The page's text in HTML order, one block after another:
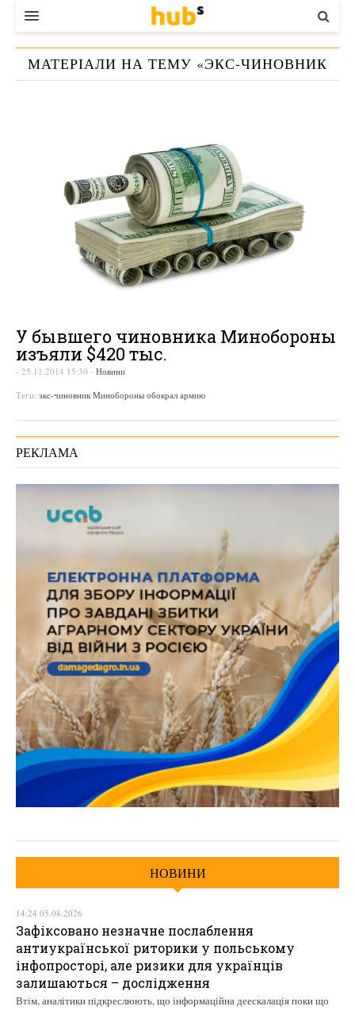
ВЛАДА
ЕКОНОМІКА
МАТЕРІАЛИ НА ТЕМУ «ЭКС-ЧИНОВНИК
У бывшего чиновника Минобороны
изъяли $420 тыс.
- 25.11.2014 15:30 - Новини
Теги: экс-чиновник Минобороны обокрал армию
РЕКЛАМА
НОВИНИ
14:24 05.08.2026
Зафіксовано незначне послаблення
антиукраїнської риторики у польському
інфопросторі, але ризики для українців
залишаються – дослідження
Втім, аналітики підкреслюють, що інформаційна деескалація поки що